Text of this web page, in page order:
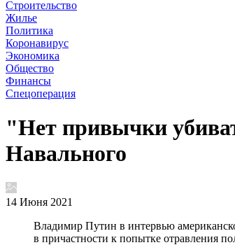
Строительство
Жилье
Политика
Коронавирус
Экономика
Общество
Финансы
Спецоперация
"Нет привычки
Навального
14 Июня 2021
Владимир Путин в интервью
в причастности к попытке отравления